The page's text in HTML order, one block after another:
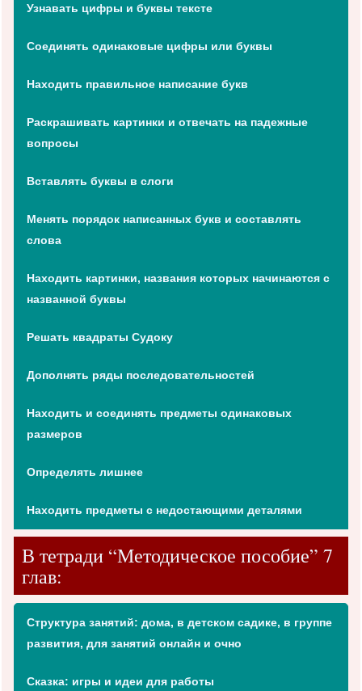
Узнавать цифры и буквы тексте
Соединять одинаковые цифры или буквы
Находить правильное написание букв
Раскрашивать картинки и отвечать на падежные
вопросы
Вставлять буквы в слоги
Менять порядок написанных букв и составлять
слова
Находить картинки, названия которых начинаются с
названной буквы
Решать квадраты Судоку
Дополнять ряды последовательностей
Находить и соединять предметы одинаковых
размеров
Определять лишнее
Находить предметы с недостающими деталями
В тетради “Методическое пособие” 7
глав:
Структура занятий: дома, в детском садике, в группе
развития, для занятий онлайн и очно
Сказка: игры и идеи для работы